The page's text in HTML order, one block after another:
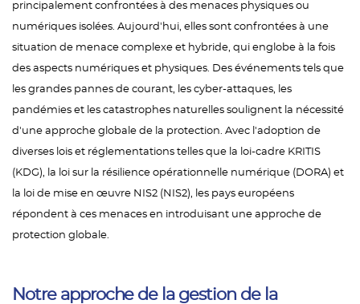
principalement confrontées à des menaces physiques ou
numériques isolées. Aujourd'hui, elles sont confrontées à une
situation de menace complexe et hybride, qui englobe à la fois
des aspects numériques et physiques. Des événements tels que
les grandes pannes de courant, les cyber-attaques, les
pandémies et les catastrophes naturelles soulignent la nécessité
d'une approche globale de la protection. Avec l'adoption de
diverses lois et réglementations telles que la loi-cadre KRITIS
(KDG), la loi sur la résilience opérationnelle numérique (DORA) et
la loi de mise en œuvre NIS2 (NIS2), les pays européens
répondent à ces menaces en introduisant une approche de
protection globale.
Notre approche de la gestion de la